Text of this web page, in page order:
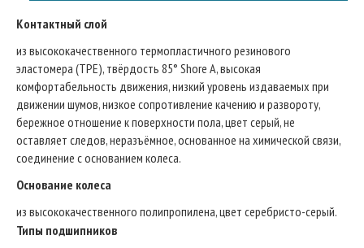
Контактный слой
из высококачественного термопластичного резинового
эластомера (TPE), твёрдость 85° Shore A, высокая
комфортабельность движения, низкий уровень издаваемых при
движении шумов, низкое сопротивление качению и развороту,
бережное отношение к поверхности пола, цвет серый, не
оставляет следов, неразъёмное, основанное на химической связи,
соединение с основанием колеса.
Основание колеса
из высококачественного полипропилена, цвет серебристо-серый.
Типы подшипников